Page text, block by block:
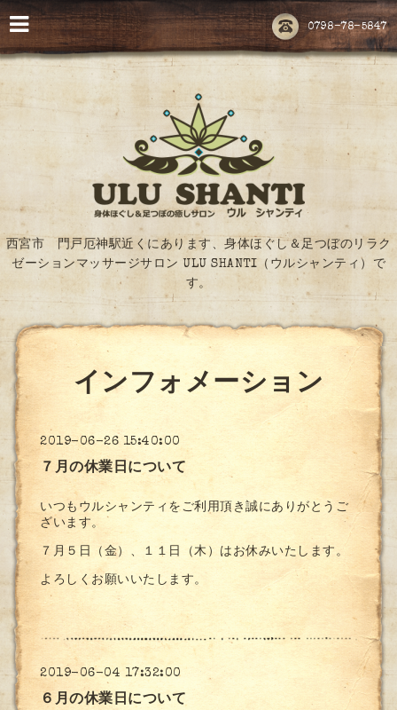
0798-78-5847
西宮市 門戸厄神駅近くにあります、身体ほぐし＆足つぼのリラク
ゼーションマッサージサロン ULU SHANTI（ウルシャンティ）で
す。
インフォメーション
2019-06-26 15:40:00
７月の休業日について
いつもウルシャンティをご利用頂き誠にありがとうご
ざいます。
７月５日（金）、１１日（木）はお休みいたします。
よろしくお願いいたします。
2019-06-04 17:32:00
６月の休業日について